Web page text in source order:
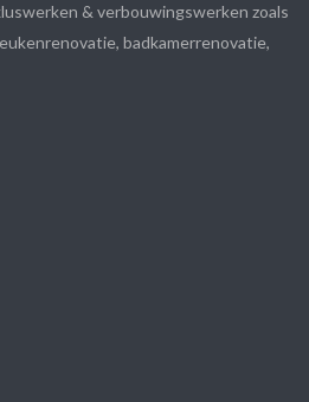
& verbouwingswerken zoals
badkamerrenovatie,